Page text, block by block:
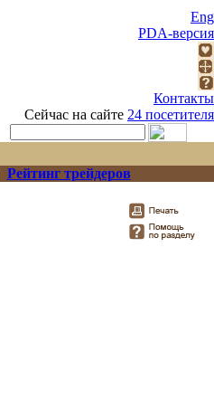
Eng
PDA-версия
Контакты
Сейчас на сайте 24 посетителя
Рейтинг трейдеров